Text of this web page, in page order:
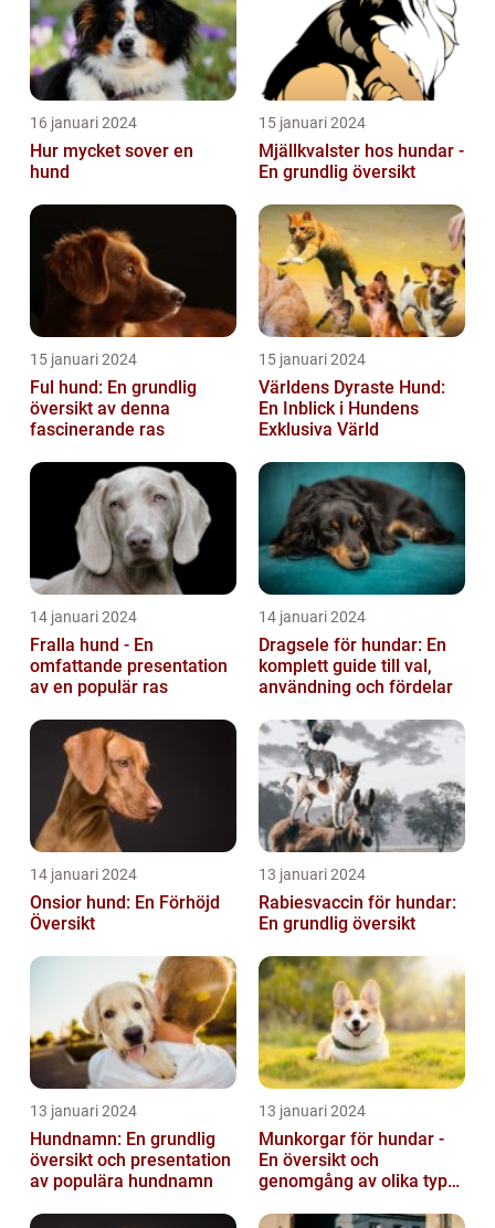
16 januari 2024
Hur mycket sover en
hund
15 januari 2024
Mjällkvalster hos hundar -
En grundlig översikt
15 januari 2024
Ful hund: En grundlig
översikt av denna
fascinerande ras
15 januari 2024
Världens Dyraste Hund:
En Inblick i Hundens
Exklusiva Värld
14 januari 2024
Fralla hund - En
omfattande presentation
av en populär ras
14 januari 2024
Dragsele för hundar: En
komplett guide till val,
användning och fördelar
14 januari 2024
Onsior hund: En Förhöjd
Översikt
13 januari 2024
Rabiesvaccin för hundar:
En grundlig översikt
13 januari 2024
Hundnamn: En grundlig
översikt och presentation
av populära hundnamn
13 januari 2024
Munkorgar för hundar -
En översikt och
genomgång av olika typer
och nackde...